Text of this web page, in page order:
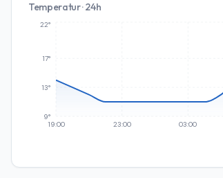
Temperatur · 24h
19:00 23:00 03:00
9°
13°
17°
22°